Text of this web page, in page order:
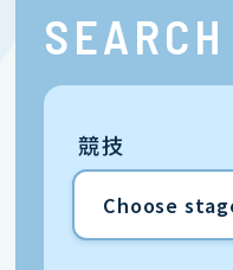
SEARCH
競技